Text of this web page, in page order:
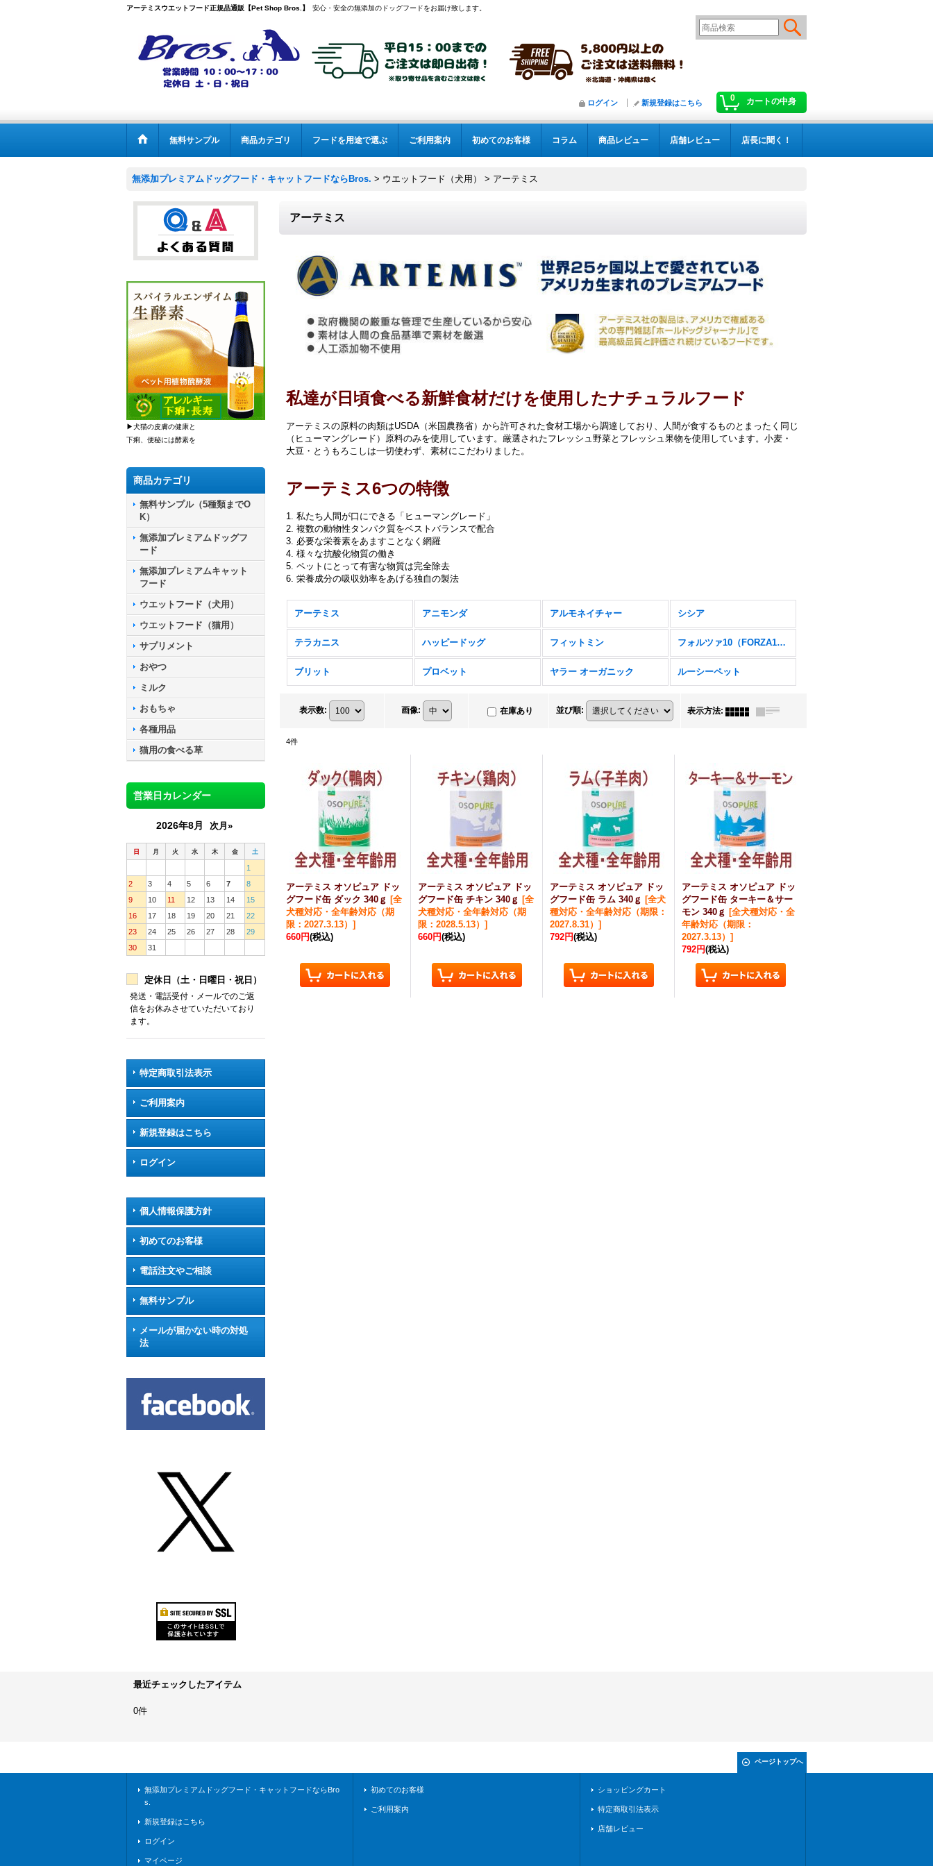
アーテミスウエットフード正規品通販【Pet Shop Bros.】 安心・安全の無添加のドッグフードをお届け致します。
0 カートの中身
ログイン 新規登録はこちら
無料サンプル 商品カテゴリ フードを用途で選ぶ ご利用案内 初めてのお客様 コラム 商品レビュー 店舗レビュー 店長に聞く！
無添加プレミアムドッグフード・キャットフードならBros. > ウエットフード（犬用） > アーテミス
▶犬猫の皮膚の健康と
下痢、便秘には酵素を
商品カテゴリ
無料サンプル（5種類までO
K）
無添加プレミアムドッグフ
ード
無添加プレミアムキャット
フード
ウエットフード（犬用）
ウエットフード（猫用）
サプリメント
おやつ
ミルク
おもちゃ
各種用品
猫用の食べる草
営業日カレンダー
2026年8月 次月»
日 月 火 水 木 金 土
1
2
3 4 5 6 7
8
9
10 11 12 13 14
15
16
17 18 19 20 21
22
23
24 25 26 27 28
29
30
31
定休日（土・日曜日・祝日）
発送・電話受付・メールでのご返
信をお休みさせていただいており
ます。
特定商取引法表示
ご利用案内
新規登録はこちら
ログイン
個人情報保護方針
初めてのお客様
電話注文やご相談
無料サンプル
メールが届かない時の対処
法
アーテミス
私達が日頃食べる新鮮食材だけを使用したナチュラルフード
アーテミスの原料の肉類はUSDA（米国農務省）から許可された食材工場から調達しており、人間が食するものとまったく同じ
（ヒューマングレード）原料のみを使用しています。厳選されたフレッシュ野菜とフレッシュ果物を使用しています。小麦・
大豆・とうもろこしは一切使わず、素材にこだわりました。
アーテミス6つの特徴
1. 私たち人間が口にできる「ヒューマングレード」
2. 複数の動物性タンパク質をベストバランスで配合
3. 必要な栄養素をあますことなく網羅
4. 様々な抗酸化物質の働き
5. ペットにとって有害な物質は完全除去
6. 栄養成分の吸収効率をあげる独自の製法
アーテミス アニモンダ アルモネイチャー シシア
テラカニス ハッピードッグ フィットミン フォルツァ10（FORZA10）
ブリット プロベット ヤラー オーガニック ルーシーペット
表示数: 画像: 在庫あり 並び順: 表示方法:
4件
アーテミス オソピュア ドッ
グフード缶 ダック 340ｇ [全
犬種対応・全年齢対応（期
限：2027.3.13） ]
660円(税込)
アーテミス オソピュア ドッ
グフード缶 チキン 340ｇ [全
犬種対応・全年齢対応（期
限：2028.5.13） ]
660円(税込)
アーテミス オソピュア ドッ
グフード缶 ラム 340ｇ [全犬
種対応・全年齢対応（期限：
2027.8.31） ]
792円(税込)
アーテミス オソピュア ドッ
グフード缶 ターキー＆サー
モン 340ｇ [全犬種対応・全
年齢対応（期限：
2027.3.13） ]
792円(税込)
最近チェックしたアイテム
0件
ページトップへ
無添加プレミアムドッグフード・キャットフードならBro
s.
新規登録はこちら
ログイン
マイページ
初めてのお客様
ご利用案内
ショッピングカート
特定商取引法表示
店舗レビュー